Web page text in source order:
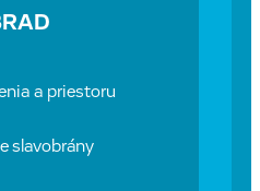
a priestoru
slavobrány